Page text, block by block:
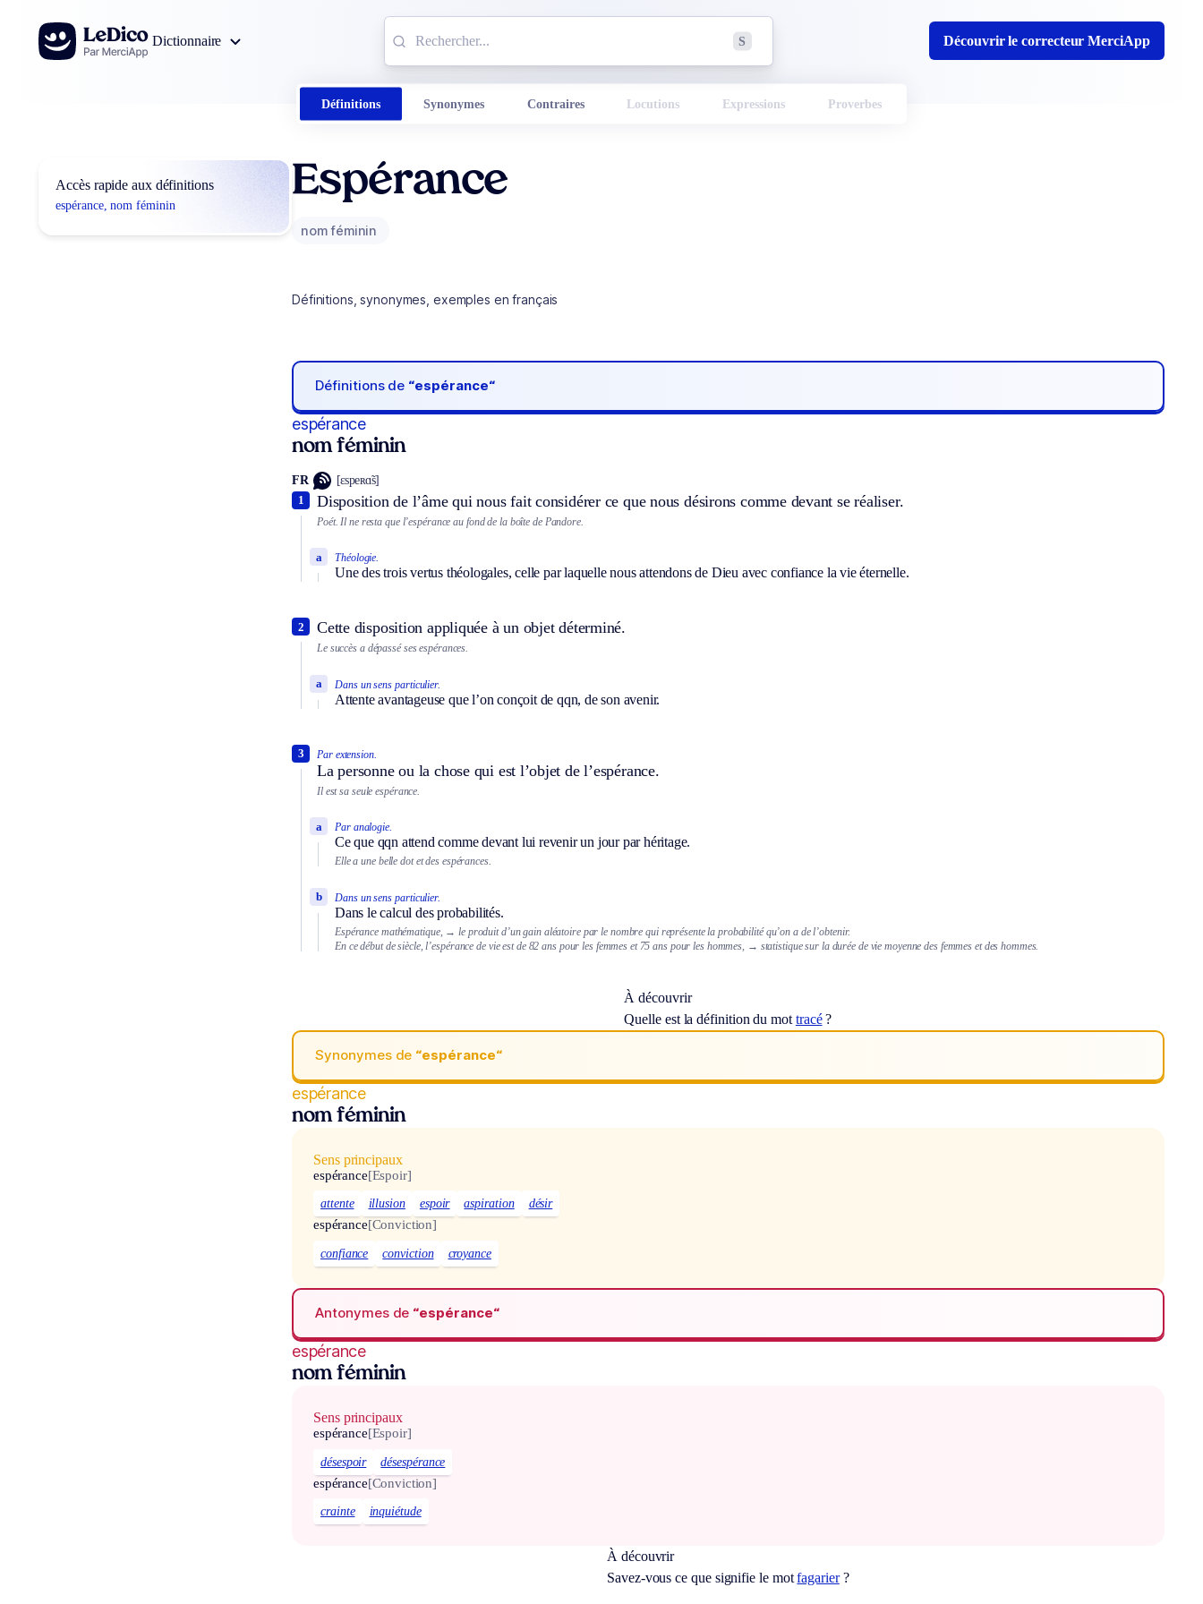
Aller au contenu
Dictionnaire
S Découvrir le correcteur MerciApp
Définitions Synonymes Contraires Locutions Expressions Proverbes
Accès rapide aux définitions
espérance, nom féminin
Espérance
nom féminin
Définitions, synonymes, exemples en français
Définitions de “espérance“
espérance
nom féminin
FR [ɛspeʀɑ̃s]
Disposition de l’âme qui nous fait considérer ce que nous désirons comme devant se réaliser.
1
Poét. Il ne resta que l’espérance au fond de la boîte de Pandore.
Théologie.
Une des trois vertus théologales, celle par laquelle nous attendons de Dieu avec confiance la vie éternelle.
a
Cette disposition appliquée à un objet déterminé.
2
Le succès a dépassé ses espérances.
Dans un sens particulier.
Attente avantageuse que l’on conçoit de qqn, de son avenir.
a
Par extension.
La personne ou la chose qui est l’objet de l’espérance.
3
Il est sa seule espérance.
Par analogie.
Ce que qqn attend comme devant lui revenir un jour par héritage.
a
Elle a une belle dot et des espérances.
Dans un sens particulier.
Dans le calcul des probabilités.
b
Espérance mathématique, → le produit d’un gain aléatoire par le nombre qui représente la probabilité qu’on a de l’obtenir.
En ce début de siècle, l’espérance de vie est de 82 ans pour les femmes et 75 ans pour les hommes, → statistique sur la durée de vie moyenne des femmes et des hommes.
À découvrir
Quelle est la définition du mot tracé?
Synonymes de “espérance“
espérance
nom féminin
Sens principaux
espérance[Espoir]
attente illusion espoir aspiration désir
espérance[Conviction]
confiance conviction croyance
Antonymes de “espérance“
espérance
nom féminin
Sens principaux
espérance[Espoir]
désespoir désespérance
espérance[Conviction]
crainte inquiétude
À découvrir
Savez-vous ce que signifie le motfagarier?